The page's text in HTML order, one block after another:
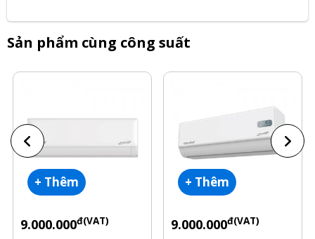
Sản phẩm cùng công suất
+ Thêm
9.000.000đ(VAT)
+ Thêm
9.000.000đ(VAT)